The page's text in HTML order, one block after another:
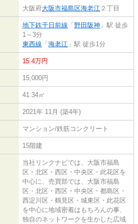
大阪府大阪市福島区海老江 ２丁目
地下鉄千日前線 「 野田阪神 」駅 徒歩
1～3分
東西線 「 海老江 」駅 徒歩1分
15.4万円
15,000円
41.34㎡
2021年 11月 (築4年)
マンション/鉄筋コンクリート
15階建
当社リンクナビでは、大阪市福島
区・北区・西区・中央区・此花区を
中心に、売買部では、大阪市福島
区・北区・西区・中央区・都島区・
西淀川区・鶴見区・城東区・此花区
を中心に地域密着はもちろんの事、
独自のネットワークを生かした広域